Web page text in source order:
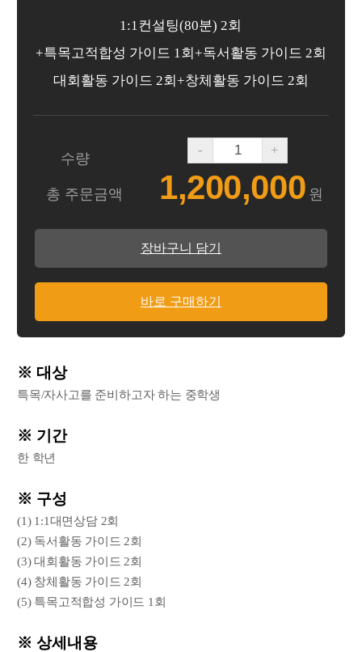
1:1컨설팅(80분) 2회
+특목고적합성 가이드 1회+독서활동 가이드 2회
대회활동 가이드 2회+창체활동 가이드 2회
수량
- +
총 주문금액 1,200,000 원
장바구니 담기
바로 구매하기
※ 대상
특목/자사고를 준비하고자 하는 중학생
※ 기간
한 학년
※ 구성
(1) 1:1대면상담 2회
(2) 독서활동 가이드 2회
(3) 대회활동 가이드 2회
(4) 창체활동 가이드 2회
(5) 특목고적합성 가이드 1회
※ 상세내용